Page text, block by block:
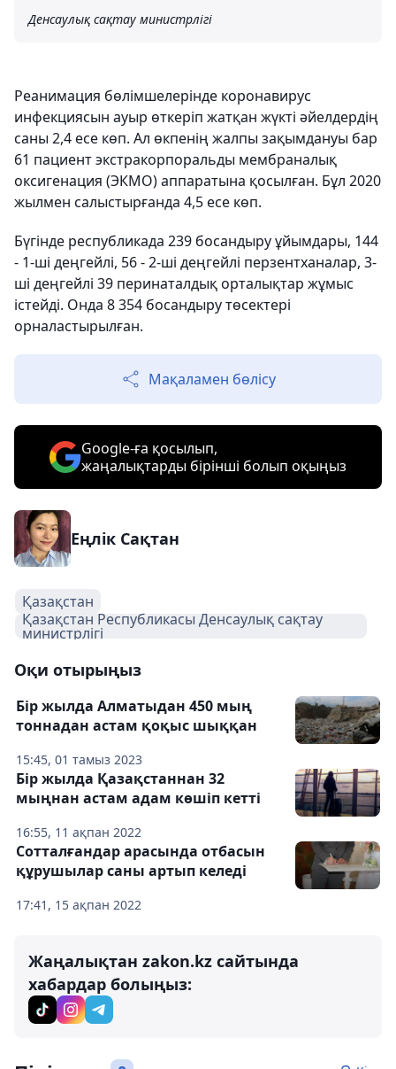
Денсаулық сақтау министрлігі
Реанимация бөлімшелерінде коронавирус
инфекциясын ауыр өткеріп жатқан жүкті әйелдердің
саны 2,4 есе көп. Ал өкпенің жалпы зақымдануы бар
61 пациент экстракорпоральды мембраналық
оксигенация (ЭКМО) аппаратына қосылған. Бұл 2020
жылмен салыстырғанда 4,5 есе көп.
Бүгінде республикада 239 босандыру ұйымдары, 144
- 1-ші деңгейлі, 56 - 2-ші деңгейлі перзентханалар, 3-
ші деңгейлі 39 перинаталдық орталықтар жұмыс
істейді. Онда 8 354 босандыру төсектері
орналастырылған.
Мақаламен бөлісу
Google-ға қосылып,
жаңалықтарды бірінші болып оқыңыз
Еңлік Сақтан
Қазақстан
Қазақстан Республикасы Денсаулық сақтау
министрлігі
Оқи отырыңыз
15:45, 01 тамыз 2023
Бір жылда Алматыдан 450 мың
тоннадан астам қоқыс шыққан
16:55, 11 ақпан 2022
Бір жылда Қазақстаннан 32
мыңнан астам адам көшіп кетті
17:41, 15 ақпан 2022
Сотталғандар арасында отбасын
құрушылар саны артып келеді
Жаңалықтан zakon.kz сайтында
хабардар болыңыз: